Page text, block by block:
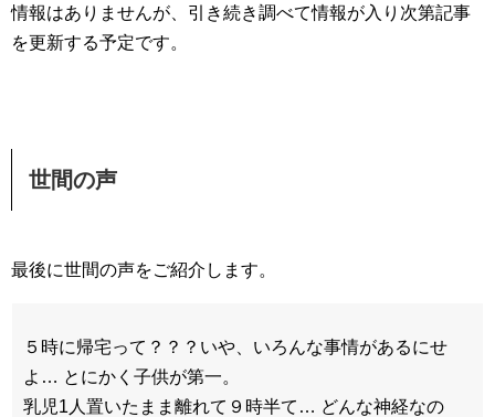
情報はありませんが、引き続き調べて情報が入り次第記事
を更新する予定です。
世間の声
最後に世間の声をご紹介します。
５時に帰宅って？？？いや、いろんな事情があるにせ
よ… とにかく子供が第一。
乳児1人置いたまま離れて９時半て… どんな神経なの